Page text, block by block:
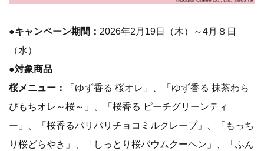
●キャンペーン期間： 2026年2月19日（木）～4月８日
（水）
●対象商品
桜メニュー：
「ゆず香る 桜オレ」、「ゆず香る 抹茶わら
びもちオレ～桜～」、「桜香る ピーチグリーンティ
ー」、「桜香るパリパリチョコミルクレープ」、「もっち
り桜どらやき」、「しっとり桜バウムクーヘン」、「ふん